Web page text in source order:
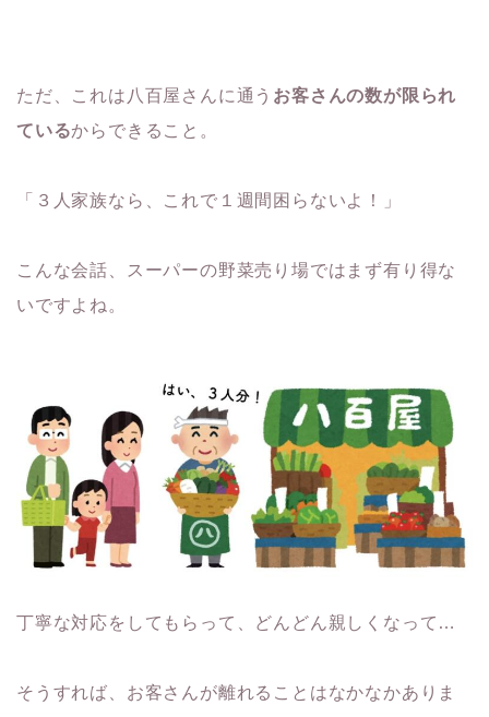
ただ、これは八百屋さんに通う お客さんの数が限られ
ているからできること。
「３人家族なら、これで１週間困らないよ！」
こんな会話、スーパーの野菜売り場ではまず有り得な
いですよね。
丁寧な対応をしてもらって、どんどん親しくなって…
そうすれば、お客さんが離れることはなかなかありま